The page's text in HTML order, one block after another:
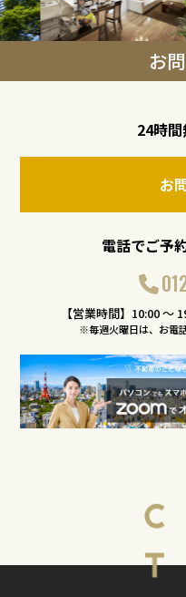
お
24時
お
電話でご予
【営業時間】10:00 〜
※毎週火曜日は、お電